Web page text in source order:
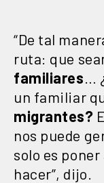
“De tal
ruta: que
familiares …
un familiar
migrantes?
nos puede
solo es
hacer”, dijo.